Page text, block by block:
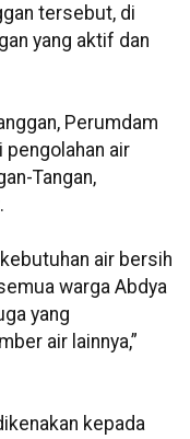
tersebut, di
yang aktif dan
Perumdam
air
Tangan,
air bersih
warga Abdya
yang
air lainnya,”
kepada